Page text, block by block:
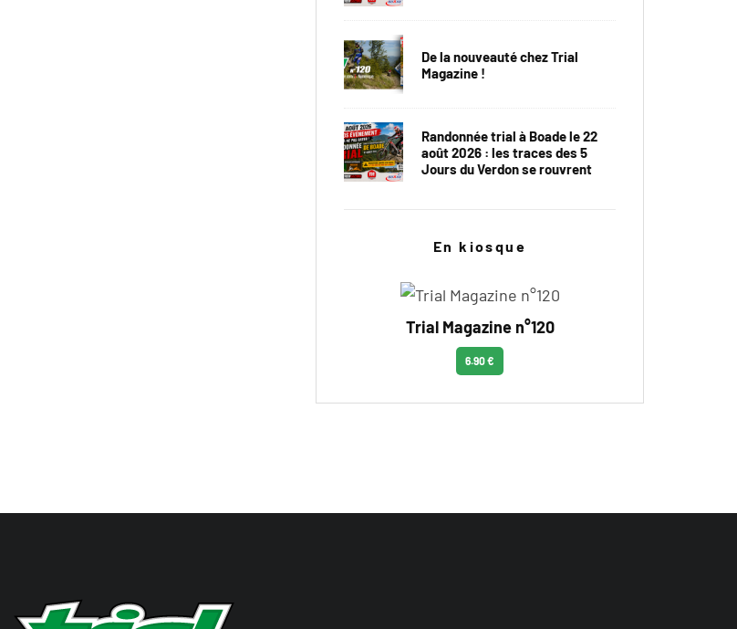
De la nouveauté chez Trial
Magazine !
Randonnée trial à Boade le 22
août 2026 : les traces des 5
Jours du Verdon se rouvrent
En kiosque
Trial Magazine n°120
6.90 €